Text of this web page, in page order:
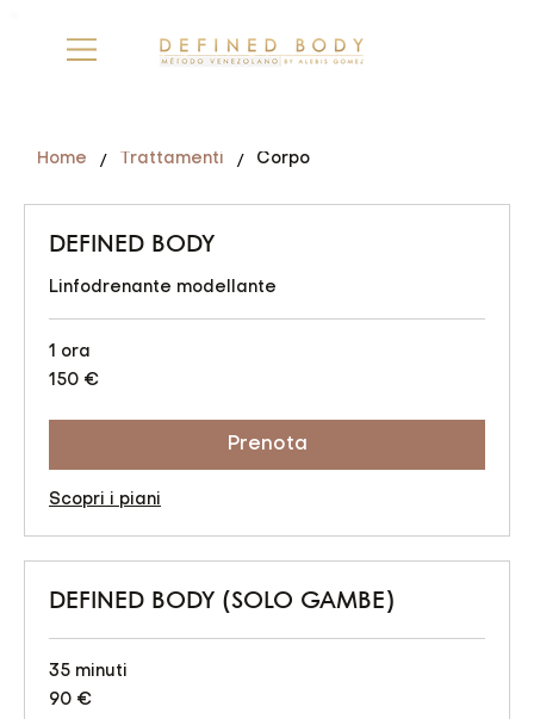
Home / Trattamenti / Corpo
DEFINED BODY
Linfodrenante modellante
1 ora
150
euro
150 €
Prenota
Scopri i piani
DEFINED BODY (SOLO GAMBE)
35 minuti
90
euro
90 €